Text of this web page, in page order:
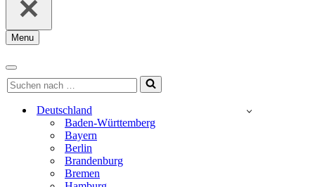
Menu
Navigationsmenü
Navigationsmenü
Suchen
nach …
Deutschland
Baden-Württemberg
Bayern
Berlin
Brandenburg
Bremen